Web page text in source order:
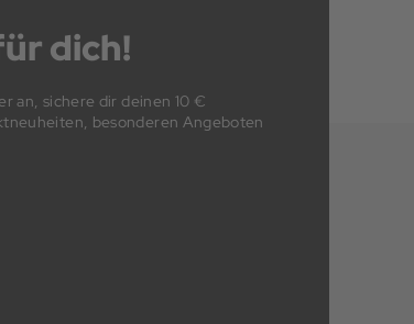
dich!
an, sichere dir deinen 10 €
besonderen Angeboten